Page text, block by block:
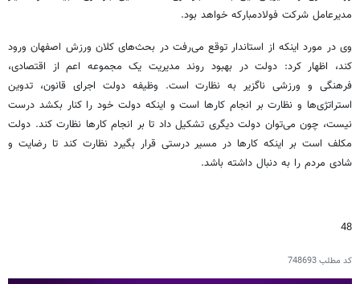
مدیرعامل شرکت فولادمبارکه خواهد بود.
وی در مورد اینکه از استاندار توقع می‌رفت در بحث‌های کلان ورزش اصفهان ورود
کند، اظهار کرد: دولت در بهبود روند مدیریت یک مجموعه اعم از اقتصادی،
فرهنگی و ورزشی ناگزیر به نظارت است. وظیفه دولت اجرای قانون، تدوین
استراتژی‌ها و نظارت بر انجام کارها است و اینکه دولت خود را کنار بکشد درست
نیست، چون می‌توان دولت دیگری تشکیل داد تا بر انجام کارها نظارت کند. دولت
مکلف است بر اینکه کارها در مسیر درستی قرار بگیرد نظارت کند تا رضایت و
شادی مردم را به دنبال داشته باشد.
48
کد مطلب748693